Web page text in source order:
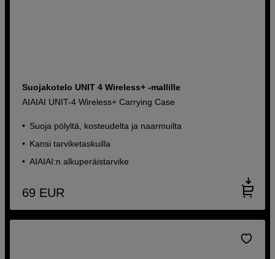
Suojakotelo UNIT 4 Wireless+ -mallille
AIAIAI UNIT-4 Wireless+ Carrying Case
Suoja pölyltä, kosteudelta ja naarmuilta
Kansi tarviketaskuilla
AIAIAI:n alkuperäistarvike
69 EUR